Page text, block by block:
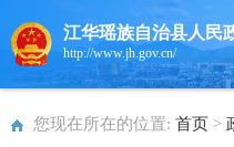
江华瑶族自治县人民
http://www.jh.gov.cn/
您现在所在的位置: 首页 >